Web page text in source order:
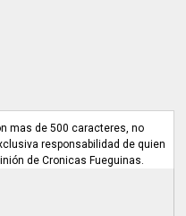
mas de 500 caracteres, no
responsabilidad de quien
de Cronicas Fueguinas.